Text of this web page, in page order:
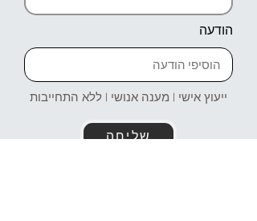
הודעה
ייעוץ אישי | מענה אנושי | ללא התחייבות
שליחה